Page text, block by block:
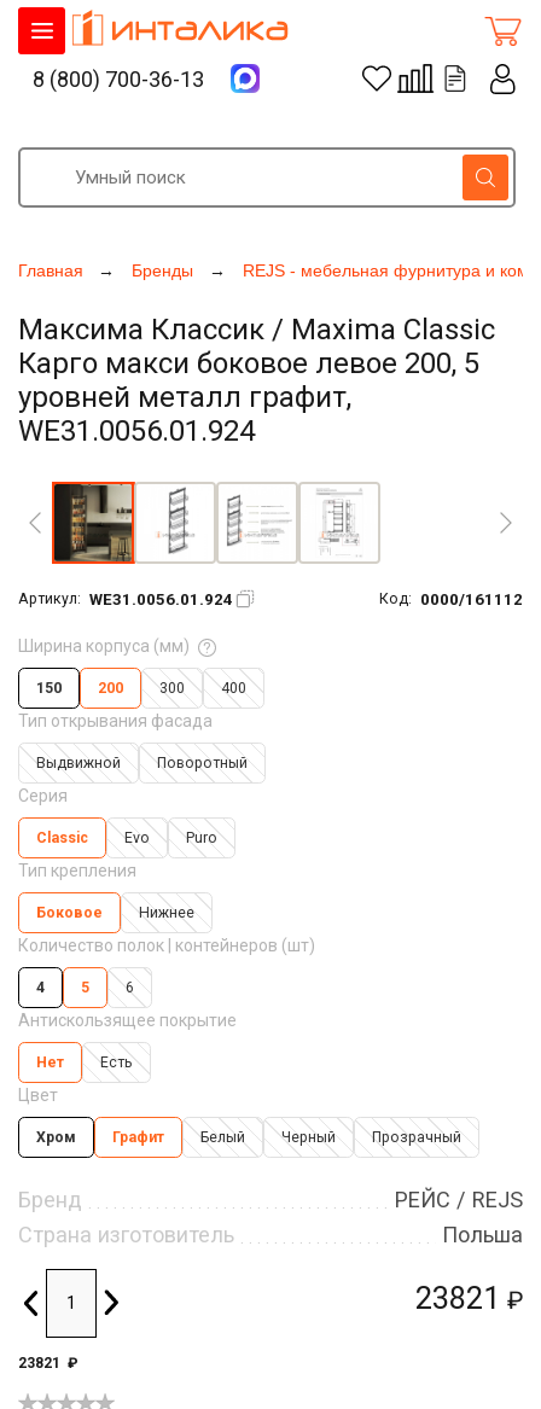
Главная Бренды REJS - мебельная фурнитура и
Максима Классик / Maxima Classic
Карго макси боковое левое 200, 5
уровней металл графит,
WE31.0056.01.924
Артикул: WE31.0056.01.924 Код: 0000/161112
23821 ₽
Ширина корпуса (мм)
150 200 300 400
Тип открывания фасада
Выдвижной Поворотный
Серия
Classic Evo Puro
Тип крепления
Боковое Нижнее
Количество полок | контейнеров (шт)
4 5 6
Антискользящее покрытие
Нет Есть
Цвет
Хром Графит Белый Черный Прозрачный
Бренд
РЕЙС / REJS
Страна изготовитель
Польша
23821 ₽
8 (800) 700-36-13